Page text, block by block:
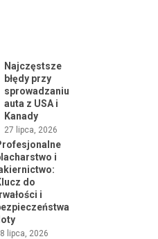
Najczęstsze
błędy przy
sprowadzaniu
auta z USA i
Kanady
27 lipca, 2026
i
do
i
lipca, 2026